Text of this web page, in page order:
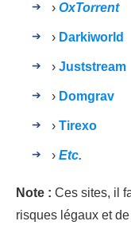
› OxTorrent
› Darkiworld
› Juststream
› Domgrav
› Tirexo
› Etc.
Note : Ces sites, il
risques légaux et